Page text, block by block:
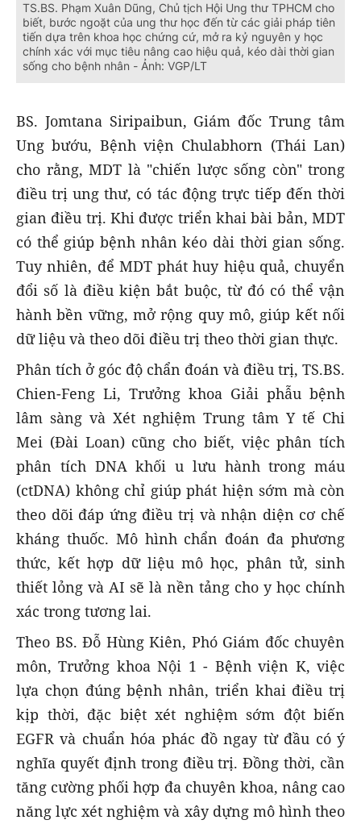
TS.BS. Phạm Xuân Dũng, Chủ tịch Hội Ung thư TPHCM cho
biết, bước ngoặt của ung thư học đến từ các giải pháp tiên
tiến dựa trên khoa học chứng cứ, mở ra kỷ nguyên y học
chính xác với mục tiêu nâng cao hiệu quả, kéo dài thời gian
sống cho bệnh nhân - Ảnh: VGP/LT
BS. Jomtana Siripaibun, Giám đốc Trung tâm
Ung bướu, Bệnh viện Chulabhorn (Thái Lan)
cho rằng, MDT là "chiến lược sống còn" trong
điều trị ung thư, có tác động trực tiếp đến thời
gian điều trị. Khi được triển khai bài bản, MDT
có thể giúp bệnh nhân kéo dài thời gian sống.
Tuy nhiên, để MDT phát huy hiệu quả, chuyển
đổi số là điều kiện bắt buộc, từ đó có thể vận
hành bền vững, mở rộng quy mô, giúp kết nối
dữ liệu và theo dõi điều trị theo thời gian thực.
Phân tích ở góc độ chẩn đoán và điều trị, TS.BS.
Chien-Feng Li, Trưởng khoa Giải phẫu bệnh
lâm sàng và Xét nghiệm Trung tâm Y tế Chi
Mei (Đài Loan) cũng cho biết, việc phân tích
phân tích DNA khối u lưu hành trong máu
(ctDNA) không chỉ giúp phát hiện sớm mà còn
theo dõi đáp ứng điều trị và nhận diện cơ chế
kháng thuốc. Mô hình chẩn đoán đa phương
thức, kết hợp dữ liệu mô học, phân tử, sinh
thiết lỏng và AI sẽ là nền tảng cho y học chính
xác trong tương lai.
Theo BS. Đỗ Hùng Kiên, Phó Giám đốc chuyên
môn, Trưởng khoa Nội 1 - Bệnh viện K, việc
lựa chọn đúng bệnh nhân, triển khai điều trị
kịp thời, đặc biệt xét nghiệm sớm đột biến
EGFR và chuẩn hóa phác đồ ngay từ đầu có ý
nghĩa quyết định trong điều trị. Đồng thời, cần
tăng cường phối hợp đa chuyên khoa, nâng cao
năng lực xét nghiệm và xây dựng mô hình theo